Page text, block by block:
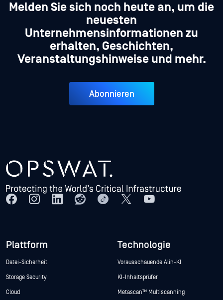
Melden Sie sich noch heute an, um die
neuesten
Unternehmensinformationen zu
erhalten, Geschichten,
Veranstaltungshinweise und mehr.
Abonnieren
Plattform
Datei-Sicherheit
Storage Security
Cloud
Technologie
Vorausschauende Alin-KI
KI-Inhaltsprüfer
Metascan™ Multiscanning